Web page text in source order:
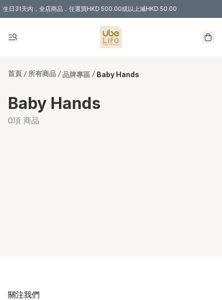
生日31天內，全店商品，任選買HKD 500.00或以上減HKD 50.00
購物滿 HKD 300.00即享免運費優惠！（適用於 特定的送貨方式 )
首頁 / 所有商品 / 品牌專區 / Baby Hands
Baby Hands
0項 商品
關注我們